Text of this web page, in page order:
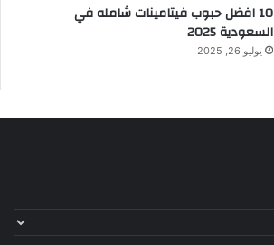
10 افضل حبوب فيتامينات شامله​ في
السعودية 2025
يوليو 26, 2025